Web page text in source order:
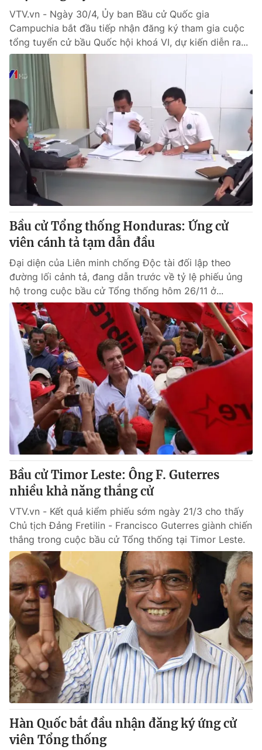
VTV.vn - Ngày 30/4, Ủy ban Bầu cử Quốc gia
Campuchia bắt đầu tiếp nhận đăng ký tham gia cuộc
tổng tuyển cử bầu Quốc hội khoá VI, dự kiến diễn ra...
Bầu cử Tổng thống Honduras: Ứng cử
viên cánh tả tạm dẫn đầu
Đại diện của Liên minh chống Độc tài đối lập theo
đường lối cảnh tả, đang dẫn trước về tỷ lệ phiếu ủng
hộ trong cuộc bầu cử Tổng thống hôm 26/11 ở...
Bầu cử Timor Leste: Ông F. Guterres
nhiều khả năng thắng cử
VTV.vn - Kết quả kiểm phiếu sớm ngày 21/3 cho thấy
Chủ tịch Đảng Fretilin - Francisco Guterres giành chiến
thắng trong cuộc bầu cử Tổng thống tại Timor Leste.
Hàn Quốc bắt đầu nhận đăng ký ứng cử
viên Tổng thống